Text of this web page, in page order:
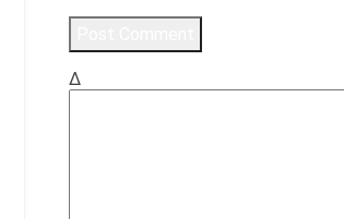
Δ